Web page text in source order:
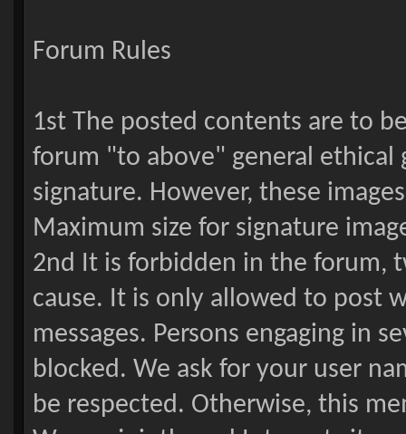
Forum Rules
1st The posted contents are to
forum "to above" general ethical
signature. However, these
Maximum size for signature
2nd It is forbidden in the forum,
cause. It is only allowed to post
messages. Persons engaging in
blocked. We ask for your user
be respected. Otherwise, this